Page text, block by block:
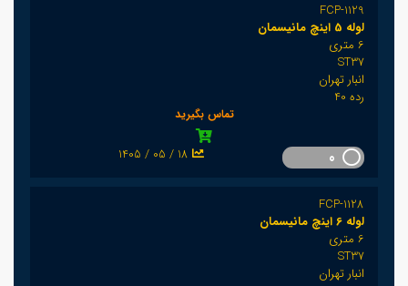
FCP-1129
لوله 5 اینچ مانیسمان
6 متری
ST37
انبار تهران
رده 40
تماس بگیرید
1405 / 05 / 18
FCP-1128
لوله 6 اینچ مانیسمان
6 متری
ST37
انبار تهران